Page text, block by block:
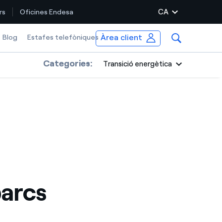
Oficines Endesa CA
Blog Estafes telefòniques Àrea client
Categories: Transició energètica